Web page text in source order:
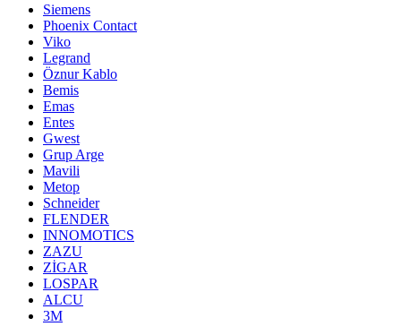
Siemens
Phoenix Contact
Viko
Legrand
Öznur Kablo
Bemis
Emas
Entes
Gwest
Grup Arge
Mavili
Metop
Schneider
FLENDER
INNOMOTICS
ZAZU
ZİGAR
LOSPAR
ALCU
3M